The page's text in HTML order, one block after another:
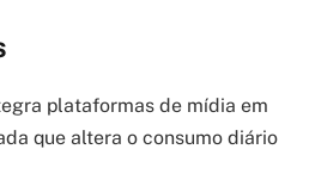
plataformas de mídia em
que altera o consumo diário